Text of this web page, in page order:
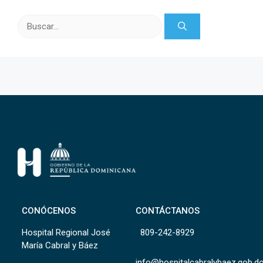
CONÓCENOS
Hospital Regional José
María Cabral y Báez
CONTÁCTANOS
809-242-8929